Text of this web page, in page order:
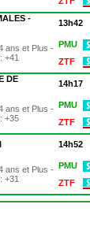
-
13h42
ans et Plus -
+41
PMU
ZTF
DE
14h17
ans et Plus -
+35
PMU
ZTF
14h52
ans et Plus -
+31
PMU
ZTF